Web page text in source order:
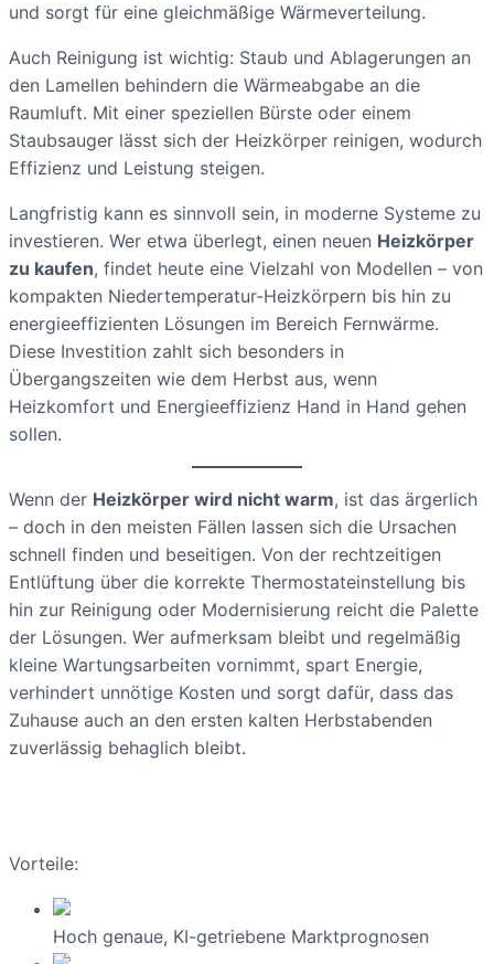
und sorgt für eine gleichmäßige Wärmeverteilung.
Auch Reinigung ist wichtig: Staub und Ablagerungen an
den Lamellen behindern die Wärmeabgabe an die
Raumluft. Mit einer speziellen Bürste oder einem
Staubsauger lässt sich der Heizkörper reinigen, wodurch
Effizienz und Leistung steigen.
Langfristig kann es sinnvoll sein, in moderne Systeme zu
investieren. Wer etwa überlegt, einen neuen Heizkörper
zu kaufen, findet heute eine Vielzahl von Modellen – von
kompakten Niedertemperatur-Heizkörpern bis hin zu
energieeffizienten Lösungen im Bereich Fernwärme.
Diese Investition zahlt sich besonders in
Übergangszeiten wie dem Herbst aus, wenn
Heizkomfort und Energieeffizienz Hand in Hand gehen
sollen.
Wenn der Heizkörper wird nicht warm, ist das ärgerlich
– doch in den meisten Fällen lassen sich die Ursachen
schnell finden und beseitigen. Von der rechtzeitigen
Entlüftung über die korrekte Thermostateinstellung bis
hin zur Reinigung oder Modernisierung reicht die Palette
der Lösungen. Wer aufmerksam bleibt und regelmäßig
kleine Wartungsarbeiten vornimmt, spart Energie,
verhindert unnötige Kosten und sorgt dafür, dass das
Zuhause auch an den ersten kalten Herbstabenden
zuverlässig behaglich bleibt.
Vorteile:
Hoch genaue, KI-getriebene Marktprognosen